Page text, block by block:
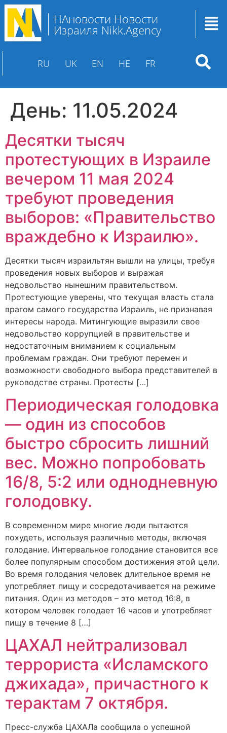
НАновости Новости
Израиля Nikk.Agency
RU UK EN HE FR
День: 11.05.2024
Десятки тысяч
протестующих в Израиле
вечером 11 мая 2024
требуют проведения
выборов: «Правительство
враждебно к Израилю».
Десятки тысяч израильтян вышли на улицы, требуя
проведения новых выборов и выражая
недовольство нынешним правительством.
Протестующие уверены, что текущая власть стала
врагом самого государства Израиль, не признавая
интересы народа. Митингующие выразили свое
недовольство коррупцией в правительстве и
недостаточным вниманием к социальным
проблемам граждан. Они требуют перемен и
возможности свободного выбора представителей в
руководстве страны. Протесты […]
Периодическая голодовка
— один из способов
быстро сбросить лишний
вес. Можно попробовать
16/8, 5:2 или однодневную
голодовку.
В современном мире многие люди пытаются
похудеть, используя различные методы, включая
голодание. Интервальное голодание становится все
более популярным способом достижения этой цели.
Во время голодания человек длительное время не
употребляет пищу и сосредотачивается на режиме
питания. Один из методов – это метод 16:8, в
котором человек голодает 16 часов и употребляет
пищу в течение 8 […]
ЦАХАЛ нейтрализовал
террориста «Исламского
джихада», причастного к
терактам 7 октября.
Пресс-служба ЦАХАЛа сообщила о успешной